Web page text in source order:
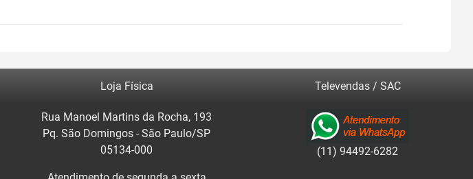
Loja Física
Rua Manoel Martins da Rocha, 193
Pq. São Domingos - São Paulo/SP
05134-000
Televendas / SAC
(11) 94492-6282